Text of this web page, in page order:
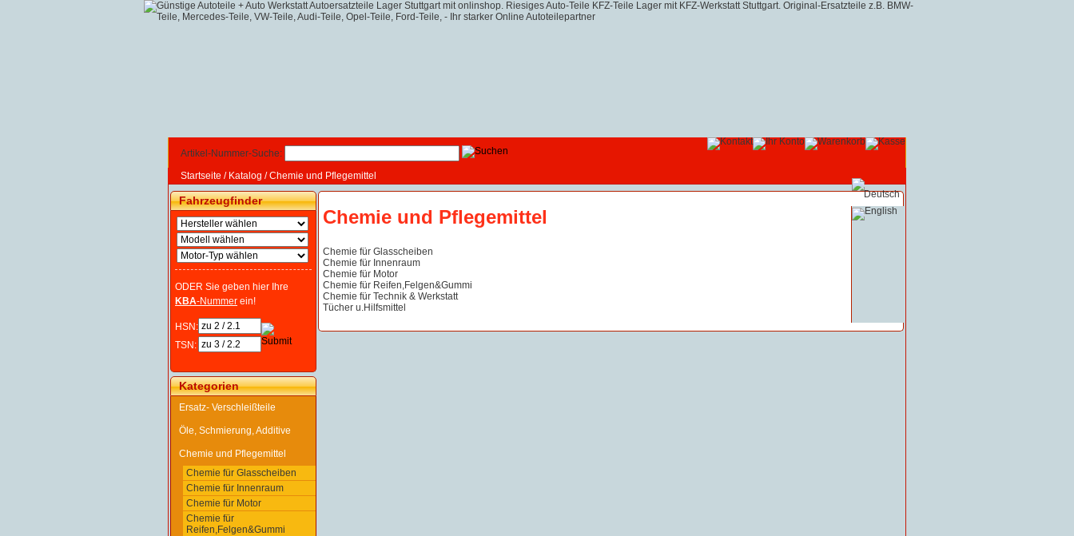
Artikel-Nummer-Suche:
Startseite / Katalog /Chemie und Pflegemittel
Fahrzeugfinder
ODER Sie geben hier Ihre
KBA-Nummer ein!
HSN:
TSN:
Kategorien
Ersatz- Verschleißteile
Öle, Schmierung, Additive
Chemie und Pflegemittel
Chemie für Glasscheiben
Chemie für Innenraum
Chemie für Motor
Chemie für
Reifen,Felgen&Gummi
Chemie und Pflegemittel
Chemie für Glasscheiben
Chemie für Innenraum
Chemie für Motor
Chemie für Reifen,Felgen&Gummi
Chemie für Technik & Werkstatt
Tücher u.Hilfsmittel